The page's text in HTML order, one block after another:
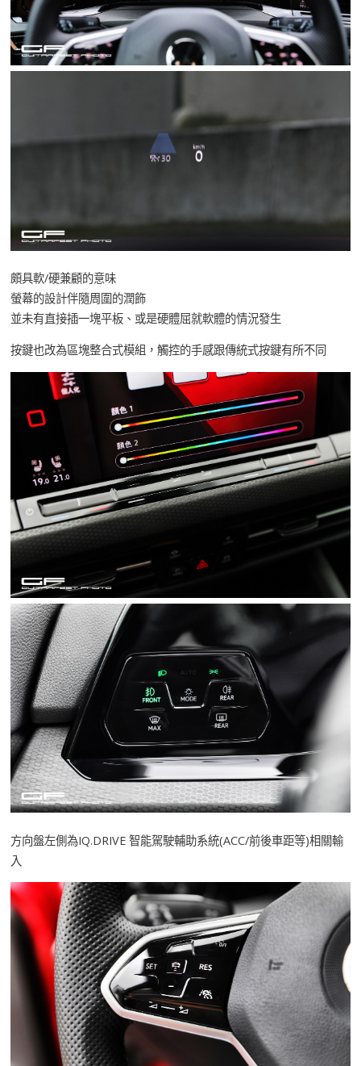
頗具軟/硬兼顧的意味
螢幕的設計伴隨周圍的潤飾
並未有直接插一塊平板、或是硬體屈就軟體的情況發生
按鍵也改為區塊整合式模組，觸控的手感跟傳統式按鍵有所不同
方向盤左側為IQ.DRIVE 智能駕駛輔助系統(ACC/前後車距等)相關輸
入